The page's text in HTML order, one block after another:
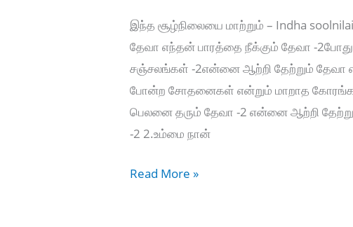
இந்த சூழ்நிலையை மாற்றும் – Indha
தேவா எந்தன் பாரத்தை நீக்கும் தேவா -
சஞ்சலங்கள் -2என்னை ஆற்றி தேற்றும் தேவா
போன்ற சோதனைகள் என்றும் மாறாத
பெலனை தரும் தேவா -2 என்னை ஆற்றி
-2 2.உம்மை நான்
இந்த
Read More »